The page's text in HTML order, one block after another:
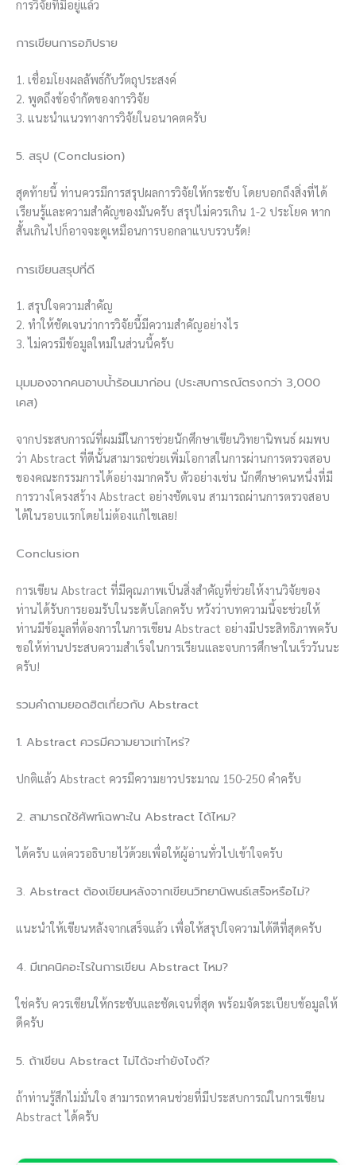
การวิจัยที่มีอยู่แล้ว
การเขียนการอภิปราย
1. เชื่อมโยงผลลัพธ์กับวัตถุประสงค์
2. พูดถึงข้อจำกัดของการวิจัย
3. แนะนำแนวทางการวิจัยในอนาคตครับ
5. สรุป (Conclusion)
สุดท้ายนี้ ท่านควรมีการสรุปผลการวิจัยให้กระชับ โดยบอกถึงสิ่งที่ได้
เรียนรู้และความสำคัญของมันครับ สรุปไม่ควรเกิน 1-2 ประโยค หาก
สั้นเกินไปก็อาจจะดูเหมือนการบอกลาแบบรวบรัด!
การเขียนสรุปที่ดี
1. สรุปใจความสำคัญ
2. ทำให้ชัดเจนว่าการวิจัยนี้มีความสำคัญอย่างไร
3. ไม่ควรมีข้อมูลใหม่ในส่วนนี้ครับ
มุมมองจากคนอาบน้ำร้อนมาก่อน (ประสบการณ์ตรงกว่า 3,000
เคส)
จากประสบการณ์ที่ผมมีในการช่วยนักศึกษาเขียนวิทยานิพนธ์ ผมพบ
ว่า Abstract ที่ดีนั้นสามารถช่วยเพิ่มโอกาสในการผ่านการตรวจสอบ
ของคณะกรรมการได้อย่างมากครับ ตัวอย่างเช่น นักศึกษาคนหนึ่งที่มี
การวางโครงสร้าง Abstract อย่างชัดเจน สามารถผ่านการตรวจสอบ
ได้ในรอบแรกโดยไม่ต้องแก้ไขเลย!
Conclusion
การเขียน Abstract ที่มีคุณภาพเป็นสิ่งสำคัญที่ช่วยให้งานวิจัยของ
ท่านได้รับการยอมรับในระดับโลกครับ หวังว่าบทความนี้จะช่วยให้
ท่านมีข้อมูลที่ต้องการในการเขียน Abstract อย่างมีประสิทธิภาพครับ
ขอให้ท่านประสบความสำเร็จในการเรียนและจบการศึกษาในเร็ววันนะ
ครับ!
รวมคำถามยอดฮิตเกี่ยวกับ Abstract
1. Abstract ควรมีความยาวเท่าไหร่?
ปกติแล้ว Abstract ควรมีความยาวประมาณ 150-250 คำครับ
2. สามารถใช้ศัพท์เฉพาะใน Abstract ได้ไหม?
ได้ครับ แต่ควรอธิบายไว้ด้วยเพื่อให้ผู้อ่านทั่วไปเข้าใจครับ
3. Abstract ต้องเขียนหลังจากเขียนวิทยานิพนธ์เสร็จหรือไม่?
แนะนำให้เขียนหลังจากเสร็จแล้ว เพื่อให้สรุปใจความได้ดีที่สุดครับ
4. มีเทคนิคอะไรในการเขียน Abstract ไหม?
ใช่ครับ ควรเขียนให้กระชับและชัดเจนที่สุด พร้อมจัดระเบียบข้อมูลให้
ดีครับ
5. ถ้าเขียน Abstract ไม่ได้จะทำยังไงดี?
ถ้าท่านรู้สึกไม่มั่นใจ สามารถหาคนช่วยที่มีประสบการณ์ในการเขียน
Abstract ได้ครับ